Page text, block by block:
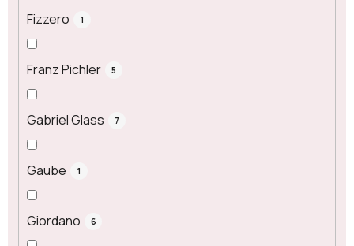
Fizzero 1
Franz Pichler 5
Gabriel Glass 7
Gaube 1
Giordano 6